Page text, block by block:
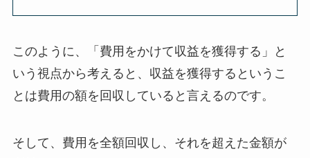
このように、「費用をかけて収益を獲得する」と
いう視点から考えると、収益を獲得するというこ
とは費用の額を回収していると言えるのです。
そして、費用を全額回収し、それを超えた金額が